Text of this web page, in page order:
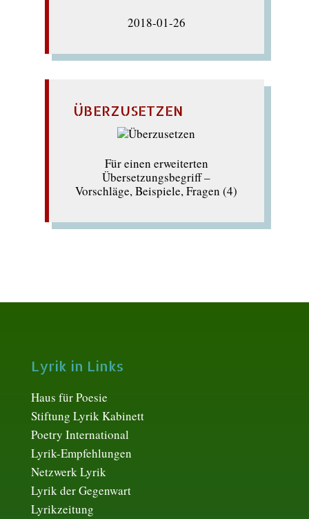
2018-01-26
ÜBERZUSETZEN
Für einen erweiterten
Übersetzungsbegriff –
Vorschläge, Beispiele, Fragen (4)
Lyrik in Links
Haus für Poesie
Stiftung Lyrik Kabinett
Poetry International
Lyrik-Empfehlungen
Netzwerk Lyrik
Lyrik der Gegenwart
Lyrikzeitung